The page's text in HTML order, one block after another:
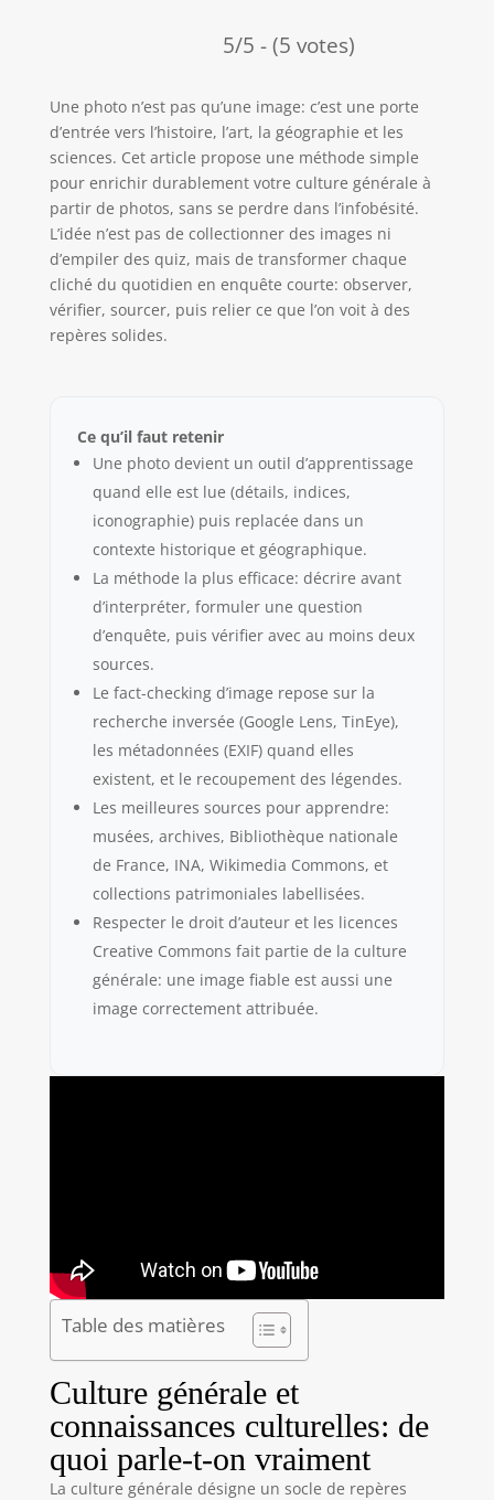
5/5 - (5 votes)
Une photo n’est pas qu’une image: c’est une porte
d’entrée vers l’histoire, l’art, la géographie et les
sciences. Cet article propose une méthode simple
pour enrichir durablement votre culture générale à
partir de photos, sans se perdre dans l’infobésité.
L’idée n’est pas de collectionner des images ni
d’empiler des quiz, mais de transformer chaque
cliché du quotidien en enquête courte: observer,
vérifier, sourcer, puis relier ce que l’on voit à des
repères solides.
Ce qu’il faut retenir
Une photo devient un outil d’apprentissage
quand elle est lue (détails, indices,
iconographie) puis replacée dans un
contexte historique et géographique.
La méthode la plus efficace: décrire avant
d’interpréter, formuler une question
d’enquête, puis vérifier avec au moins deux
sources.
Le fact-checking d’image repose sur la
recherche inversée (Google Lens, TinEye),
les métadonnées (EXIF) quand elles
existent, et le recoupement des légendes.
Les meilleures sources pour apprendre:
musées, archives, Bibliothèque nationale
de France, INA, Wikimedia Commons, et
collections patrimoniales labellisées.
Respecter le droit d’auteur et les licences
Creative Commons fait partie de la culture
générale: une image fiable est aussi une
image correctement attribuée.
Table des matières
Culture générale et
connaissances culturelles: de
quoi parle-t-on vraiment
La culture générale désigne un socle de repères